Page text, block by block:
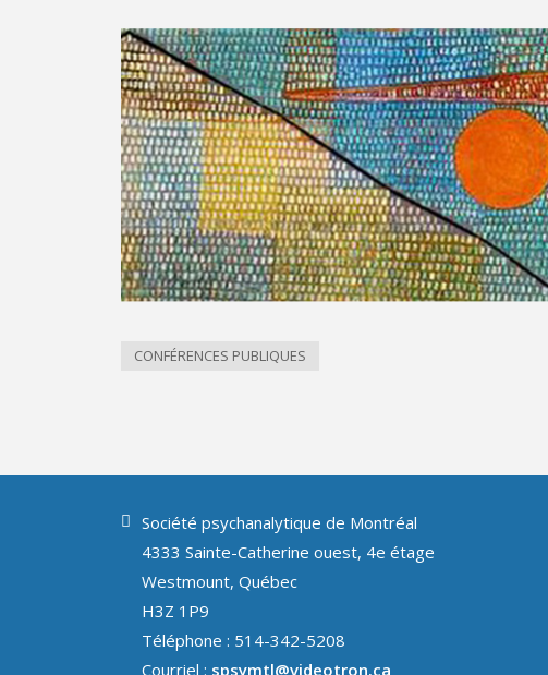
CONFÉRENCES PUBLIQUES
Société psychanalytique de Montréal
4333 Sainte-Catherine ouest, 4e étage
Westmount, Québec
H3Z 1P9
Téléphone : 514-342-5208
Courriel : spsymtl@videotron.ca